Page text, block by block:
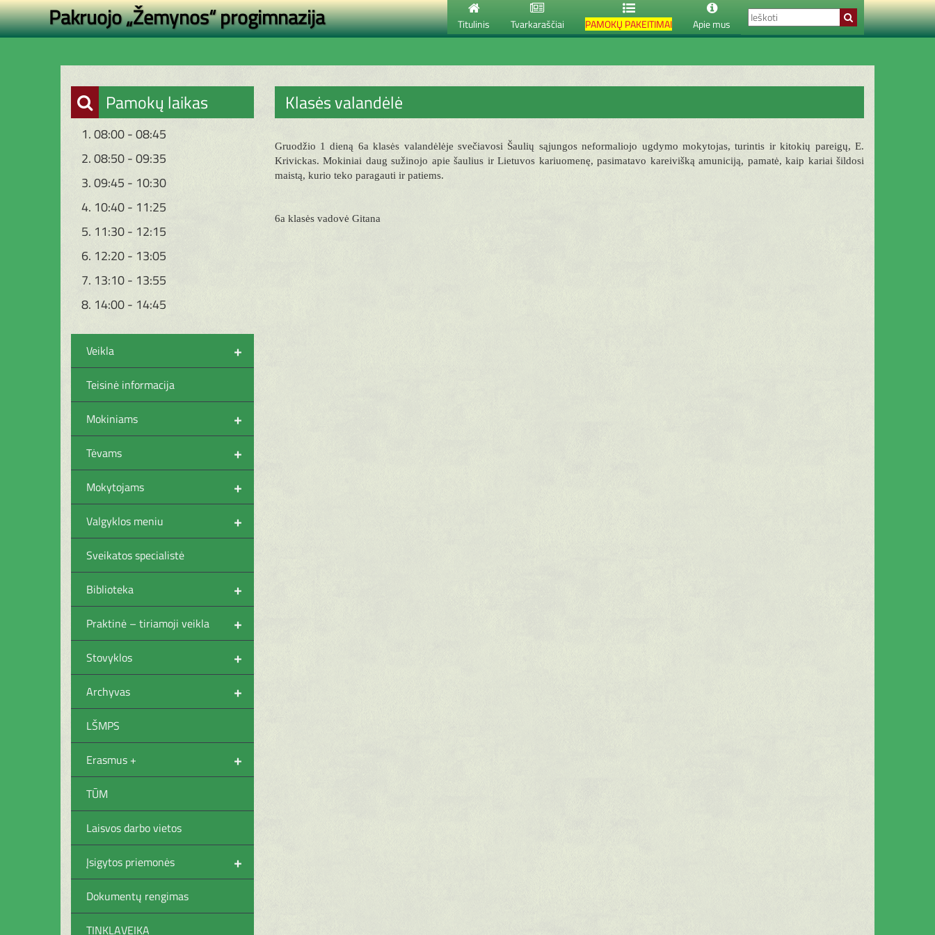
Titulinis Tvarkaraščiai PAMOKŲ PAKEITIMAI Apie mus
Pakruojo „Žemynos“ progimnazija
Pamokų laikas
1. 08:00 - 08:45
2. 08:50 - 09:35
3. 09:45 - 10:30
4. 10:40 - 11:25
5. 11:30 - 12:15
6. 12:20 - 13:05
7. 13:10 - 13:55
8. 14:00 - 14:45
+
Veikla
Teisinė informacija
+
Mokiniams
+
Tėvams
+
Mokytojams
+
Valgyklos meniu
Sveikatos specialistė
+
Biblioteka
+
Praktinė – tiriamoji veikla
+
Stovyklos
+
Archyvas
LŠMPS
+
Erasmus +
TŪM
Laisvos darbo vietos
+
Įsigytos priemonės
Dokumentų rengimas
TINKLAVEIKA
Klasės valandėlė
Gruodžio 1 dieną 6a klasės valandėlėje svečiavosi Šaulių sąjungos neformaliojo ugdymo mokytojas, turintis ir kitokių pareigų, E.
Krivickas. Mokiniai daug sužinojo apie šaulius ir Lietuvos kariuomenę, pasimatavo kareivišką amuniciją, pamatė, kaip kariai šildosi
maistą, kurio teko paragauti ir patiems.
6a klasės vadovė Gitana